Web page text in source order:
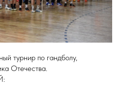
турнир по гандболу,
Отечества.